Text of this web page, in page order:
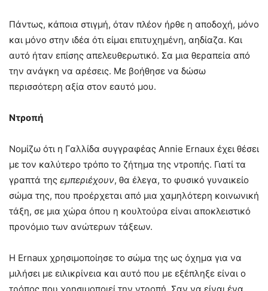
Πάντως, κάποια στιγμή, όταν πλέον ήρθε η αποδοχή, μόνο
και μόνο στην ιδέα ότι είμαι επιτυχημένη, αηδίαζα. Και
αυτό ήταν επίσης απελευθερωτικό. Σα μια θεραπεία από
την ανάγκη να αρέσεις. Με βοήθησε να δώσω
περισσότερη αξία στον εαυτό μου.
Ντροπή
Νομίζω ότι η Γαλλίδα συγγραφέας Annie Ernaux έχει θέσει
με τον καλύτερο τρόπο το ζήτημα της ντροπής. Γιατί τα
γραπτά της εμπεριέχουν, θα έλεγα, το φυσικό γυναικείο
σώμα της, που προέρχεται από μια χαμηλότερη κοινωνική
τάξη, σε μια χώρα όπου η κουλτούρα είναι αποκλειστικό
προνόμιο των ανώτερων τάξεων.
Η Ernaux χρησιμοποίησε το σώμα της ως όχημα για να
μιλήσει με ειλικρίνεια και αυτό που με εξέπληξε είναι ο